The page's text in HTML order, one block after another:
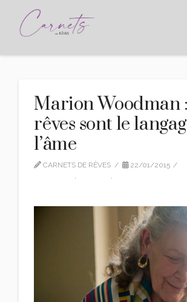
Marion Woodman
rêves sont le
l’âme
CARNETS DE RÊVES
22/01/2015
, ,